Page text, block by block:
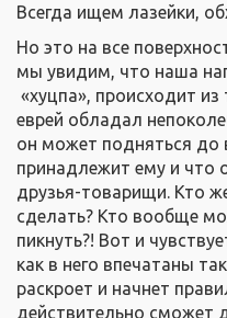
Всегда ищем лазейки,
Но это на все
мы увидим, что наша
«хуцпа», происходит
еврей обладал
он может подняться до
принадлежит ему и что
друзья-товарищи. Кто
сделать? Кто вообще
пикнуть?! Вот и
как в него впечатаны
раскроет и начнет
действительно сможет